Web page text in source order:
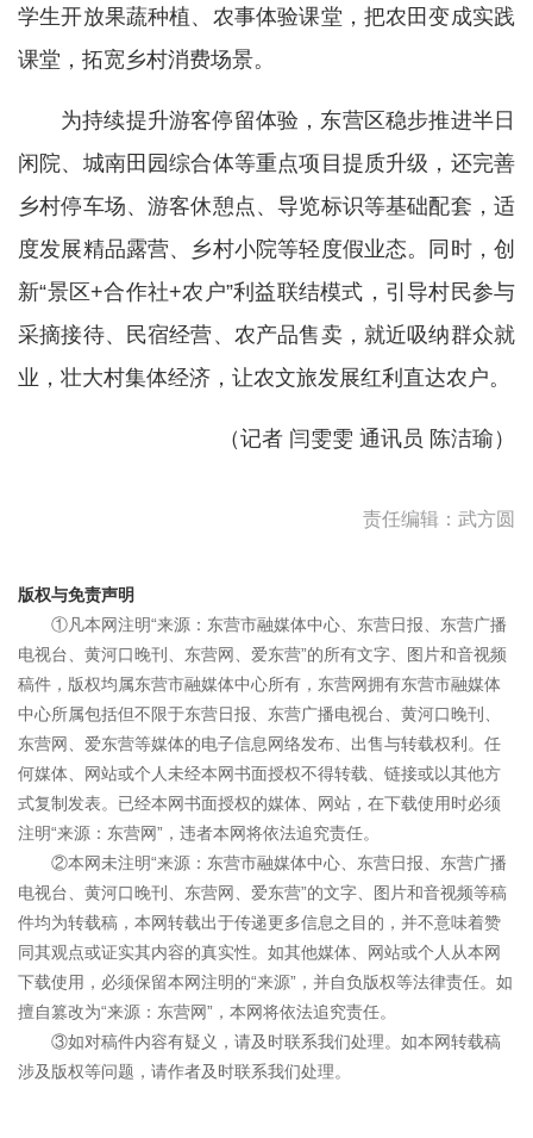
学生开放果蔬种植、农事体验课堂，把农田变成实践
课堂，拓宽乡村消费场景。
为持续提升游客停留体验，东营区稳步推进半日
闲院、城南田园综合体等重点项目提质升级，还完善
乡村停车场、游客休憩点、导览标识等基础配套，适
度发展精品露营、乡村小院等轻度假业态。同时，创
新“景区+合作社+农户”利益联结模式，引导村民参与
采摘接待、民宿经营、农产品售卖，就近吸纳群众就
业，壮大村集体经济，让农文旅发展红利直达农户。
（记者 闫雯雯 通讯员 陈洁瑜）
责任编辑：武方圆
版权与免责声明
①凡本网注明“来源：东营市融媒体中心、东营日报、东营广播
电视台、黄河口晚刊、东营网、爱东营”的所有文字、图片和音视频
稿件，版权均属东营市融媒体中心所有，东营网拥有东营市融媒体
中心所属包括但不限于东营日报、东营广播电视台、黄河口晚刊、
东营网、爱东营等媒体的电子信息网络发布、出售与转载权利。任
何媒体、网站或个人未经本网书面授权不得转载、链接或以其他方
式复制发表。已经本网书面授权的媒体、网站，在下载使用时必须
注明“来源：东营网”，违者本网将依法追究责任。
②本网未注明“来源：东营市融媒体中心、东营日报、东营广播
电视台、黄河口晚刊、东营网、爱东营”的文字、图片和音视频等稿
件均为转载稿，本网转载出于传递更多信息之目的，并不意味着赞
同其观点或证实其内容的真实性。如其他媒体、网站或个人从本网
下载使用，必须保留本网注明的“来源”，并自负版权等法律责任。如
擅自篡改为“来源：东营网”，本网将依法追究责任。
③如对稿件内容有疑义，请及时联系我们处理。如本网转载稿
涉及版权等问题，请作者及时联系我们处理。